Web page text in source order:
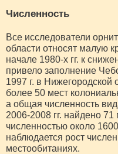
Численность
Все исследователи
области относят малую
начале 1980-х гг. к
привело заполнение
1997 г. в
более 50 мест
а общая численность
2006-2008 гг. найдено
численностью около
наблюдается рост
местообитаниях.